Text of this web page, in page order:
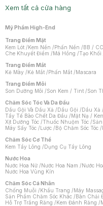
Xem tất cả cửa hàng
Mỹ Phẩm High-End
Trang Điểm Mặt
Kem Lót /Kem Nền /Phấn Nền /BB /
Che Khuyết Điểm /Má Hồng /Tạo
Trang Điểm Mắt
Kẻ Mày /Kẻ Mắt /Phấn Mắt /Mascara
Trang Điểm Môi
Son Dưỡng Môi /Son Kem / Tint /Son
Chăm Sóc Tóc Và Da Đầu
Dầu Gội Và Dầu Xả /Dầu Gội /Dầu Xả /
Tẩy Tế Bào Chết Da Đầu /Mặt Nạ /
Xịt Dưỡng Tóc /Thuốc Nhuộm Tóc /
Máy Sấy Tóc /Lược /Bộ Chăm Sóc Tóc /
Chăm Sóc Cơ Thể
Kem Tẩy Lông /Dụng Cụ Tẩy Lông
Nước Hoa
Nước Hoa Nữ /Nước Hoa Nam /Nước
Nước Hoa Vùng Kín
Chăm Sóc Cá Nhân
Chống Muỗi /Khẩu Trang /Máy
Sản Phẩm Chăm Sóc Khác /Bàn Chải
Hỗ Trợ Trắng Răng /Kem Đánh Răng /